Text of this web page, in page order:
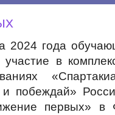
2024 года
участие в
побеждай»
первых»